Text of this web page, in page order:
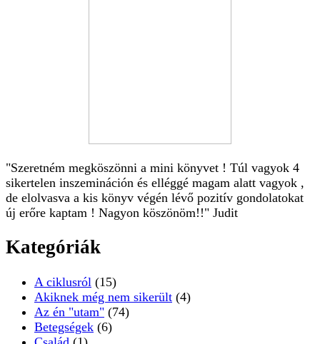
"Szeretném megköszönni a mini könyvet ! Túl vagyok 4
sikertelen inszemináción és elléggé magam alatt vagyok ,
de elolvasva a kis könyv végén lévő pozitív gondolatokat
új erőre kaptam ! Nagyon köszönöm!!" Judit
Kategóriák
A ciklusról (15)
Akiknek még nem sikerült (4)
Az én "utam" (74)
Betegségek (6)